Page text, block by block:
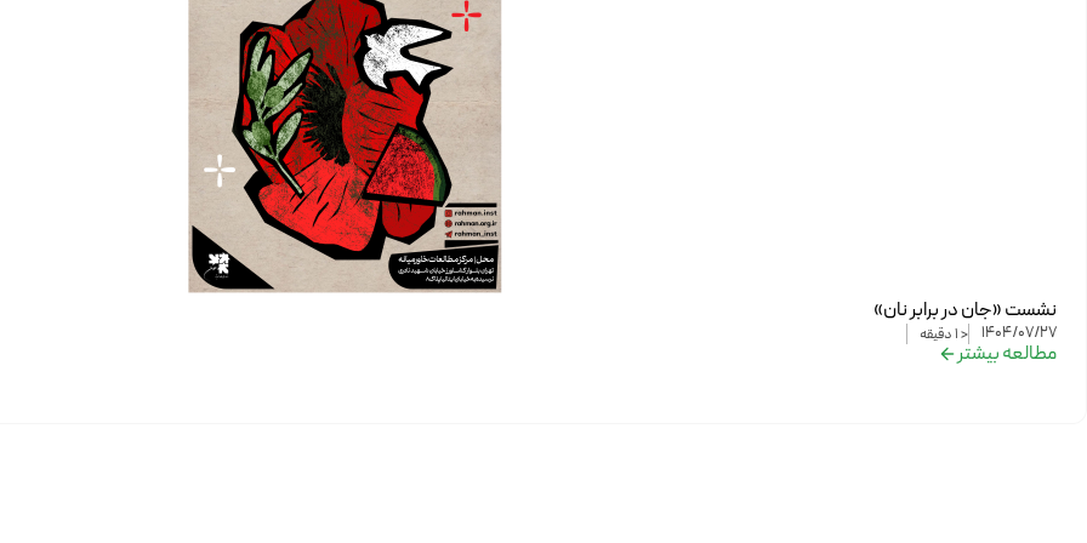
نشست «جان در برابر نان»
1404/07/27
< 1 دقیقه
مطالعه بیشتر